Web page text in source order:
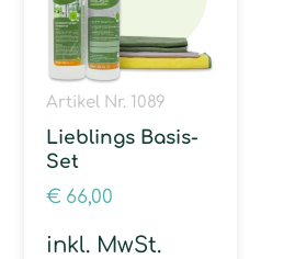
Artikel Nr. 1089
Lieblings Basis-
Set
€ 66,00
inkl. MwSt.